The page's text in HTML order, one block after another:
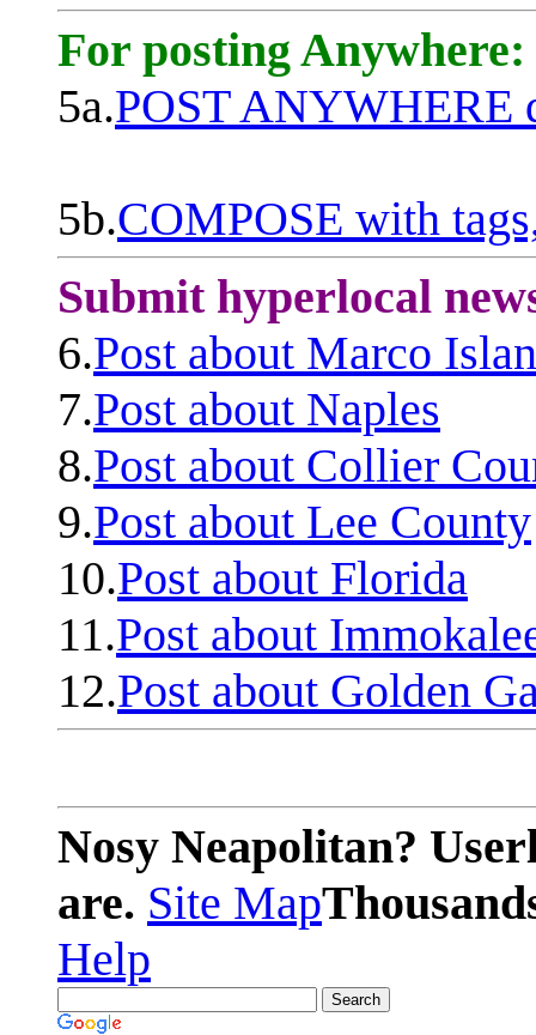
For posting Anywhere:
5a.POST ANYWHERE
5b.COMPOSE with
Submit hyperlocal
6.Post about Marco
7.Post about Naples
8.Post about Collier
9.Post about Lee County
10.Post about Florida
11.Post about
12.Post about Golden
Nosy Neapolitan?
are. Site Map
Help